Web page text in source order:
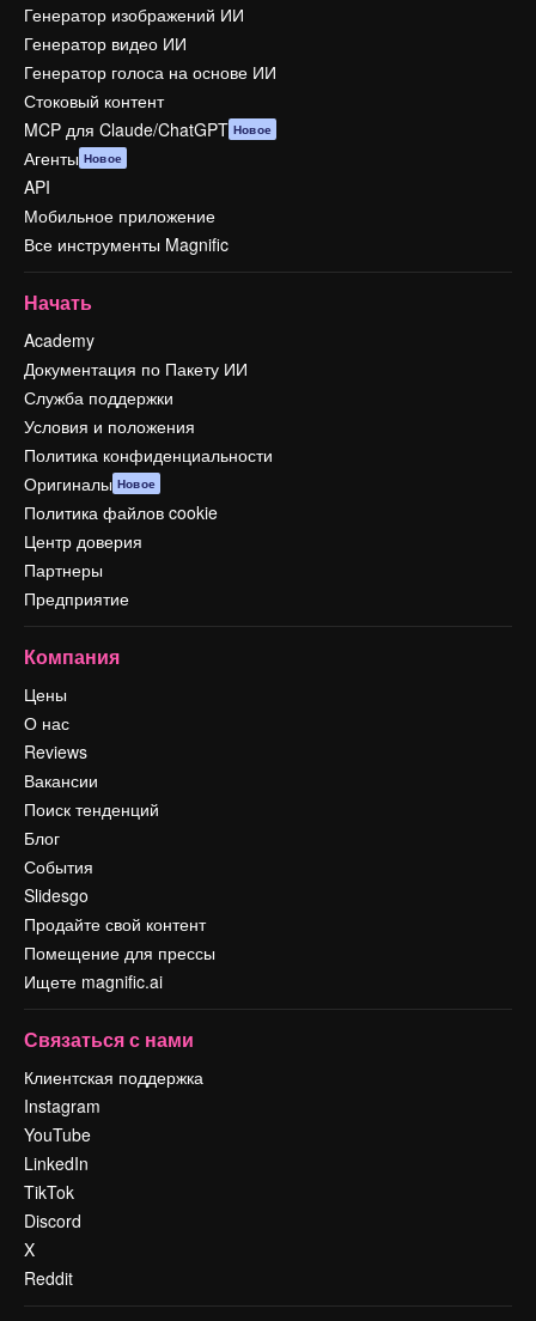
Генератор изображений ИИ
Генератор видео ИИ
Генератор голоса на основе ИИ
Стоковый контент
MCP для Claude/ChatGPT Новое
Агенты Новое
API
Мобильное приложение
Все инструменты Magnific
Начать
Academy
Документация по Пакету ИИ
Служба поддержки
Условия и положения
Политика конфиденциальности
Оригиналы Новое
Политика файлов cookie
Центр доверия
Партнеры
Предприятие
Компания
Цены
О нас
Reviews
Вакансии
Поиск тенденций
Блог
События
Slidesgo
Продайте свой контент
Помещение для прессы
Ищете magnific.ai
Связаться с нами
Клиентская поддержка
Instagram
YouTube
LinkedIn
TikTok
Discord
X
Reddit